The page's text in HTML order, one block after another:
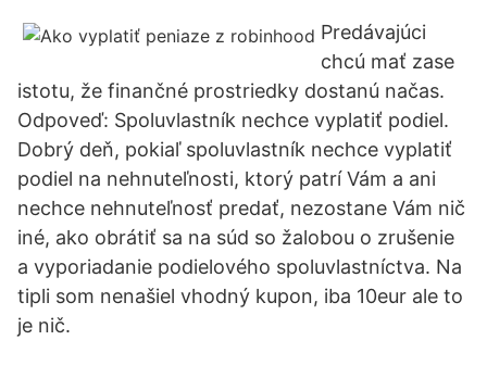
Predávajúci
chcú mať zase
istotu, že finančné prostriedky dostanú načas.
Odpoveď: Spoluvlastník nechce vyplatiť podiel.
Dobrý deň, pokiaľ spoluvlastník nechce vyplatiť
podiel na nehnuteľnosti, ktorý patrí Vám a ani
nechce nehnuteľnosť predať, nezostane Vám nič
iné, ako obrátiť sa na súd so žalobou o zrušenie
a vyporiadanie podielového spoluvlastníctva. Na
tipli som nenašiel vhodný kupon, iba 10eur ale to
je nič.